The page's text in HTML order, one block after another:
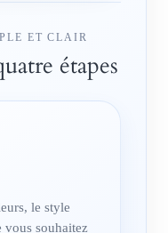
ET CLAIR
étapes
le style
vous souhaitez